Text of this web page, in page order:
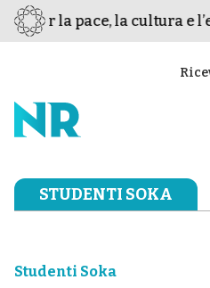
per la pace, la cultura e
STUDENTI SOKA
Studenti Soka